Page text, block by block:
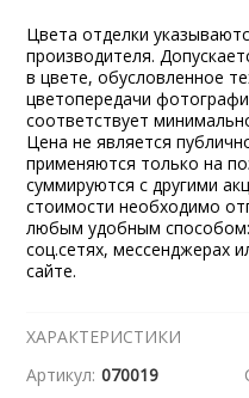
Цвета отделки
производителя.
в цвете, обусловленное
цветопередачи
соответствует
Цена не является
применяются только на
суммируются с другими
стоимости необходимо
любым удобным
соц.сетях, мессенджерах
сайте.
ХАРАКТЕРИСТИКИ
Артикул: 070019